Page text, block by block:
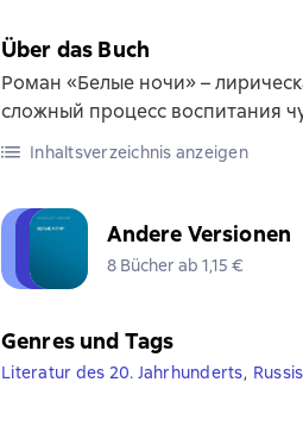
Über das Buch
Роман «Белые ночи» –
сложный процесс воспитания
Inhaltsverzeichnis anzeigen
Andere Versionen
8 Bücher ab 1,15 €
Genres und Tags
Literatur des 20. Jahrhunderts,